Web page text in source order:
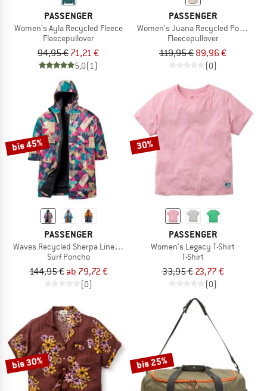
PASSENGER
Women's Ayla Recycled Fleece
Fleecepullover
94,95 € 71,21 €
5,0(1)
PASSENGER
Women's Juana Recycled Polar
Fleecepullover
119,95 € 89,96 €
(0)
bis 45%
PASSENGER
Waves Recycled Sherpa Lined Changing Robe
Surf Poncho
144,95 € ab 79,72 €
(0)
30%
PASSENGER
Women's Legacy T-Shirt
T-Shirt
33,95 € 23,77 €
(0)
bis 30% bis 25%